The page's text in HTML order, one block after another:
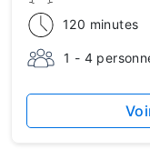
120 minutes
1 - 4